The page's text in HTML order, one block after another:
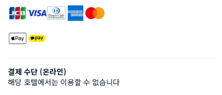
결제 수단 (온라인)
해당 호텔에서는 이용할 수 없습니다